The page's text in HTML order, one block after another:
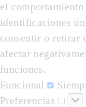
el
identificaciones
consentir o retirar
afectar
funciones.
Funcional
Preferencias